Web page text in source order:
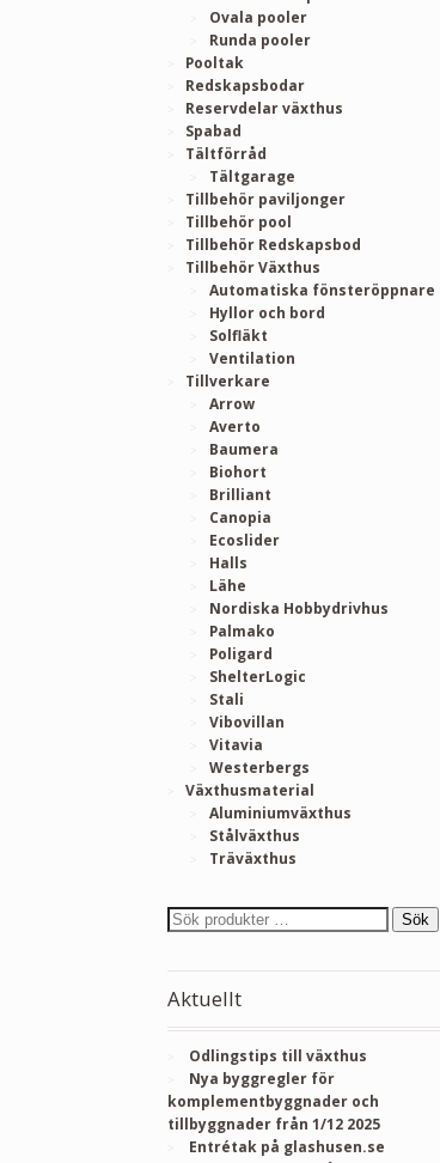
Ovala pooler
Runda pooler
Pooltak
Redskapsbodar
Reservdelar växthus
Spabad
Tältförråd
Tältgarage
Tillbehör paviljonger
Tillbehör pool
Tillbehör Redskapsbod
Tillbehör Växthus
Automatiska fönsteröppnare
Hyllor och bord
Solfläkt
Ventilation
Tillverkare
Arrow
Averto
Baumera
Biohort
Brilliant
Canopia
Ecoslider
Halls
Lähe
Nordiska Hobbydrivhus
Palmako
Poligard
ShelterLogic
Stali
Vibovillan
Vitavia
Westerbergs
Växthusmaterial
Aluminiumväxthus
Stålväxthus
Träväxthus
Sök
Aktuellt
Odlingstips till växthus
Nya byggregler för
komplementbyggnader och
tillbyggnader från 1/12 2025
Entrétak på glashusen.se